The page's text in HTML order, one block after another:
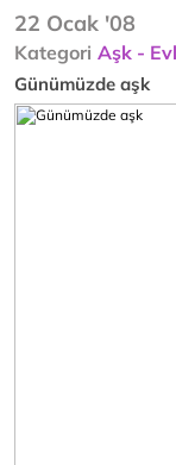
22 Ocak '08
Kategori Aşk -
Günümüzde aşk